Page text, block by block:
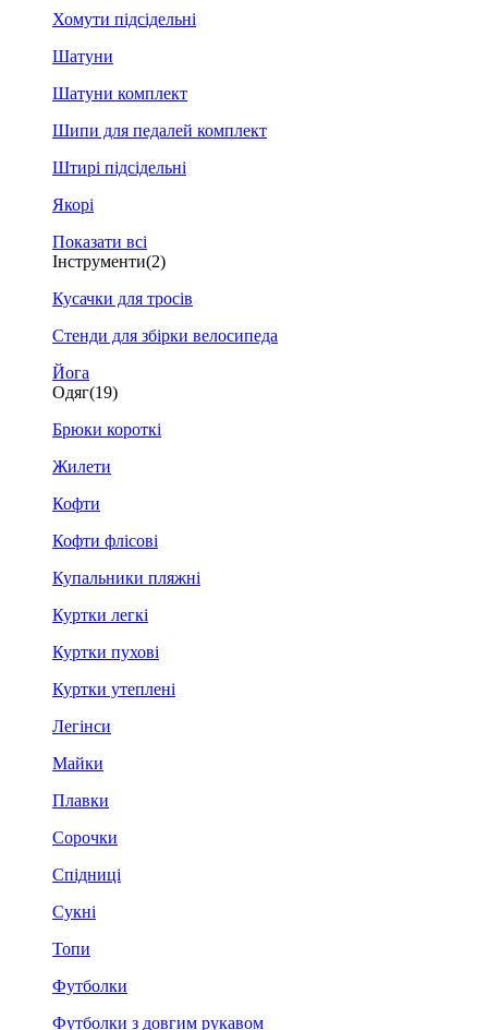
Хомути підсідельні
Шатуни
Шатуни комплект
Шипи для педалей комплект
Штирі підсідельні
Якорі
Показати всі
Інструменти(2)
Кусачки для тросів
Стенди для збірки велосипеда
Йога
Одяг(19)
Брюки короткі
Жилети
Кофти
Кофти флісові
Купальники пляжні
Куртки легкі
Куртки пухові
Куртки утеплені
Легінси
Майки
Плавки
Сорочки
Спідниці
Сукні
Топи
Футболки
Футболки з довгим рукавом